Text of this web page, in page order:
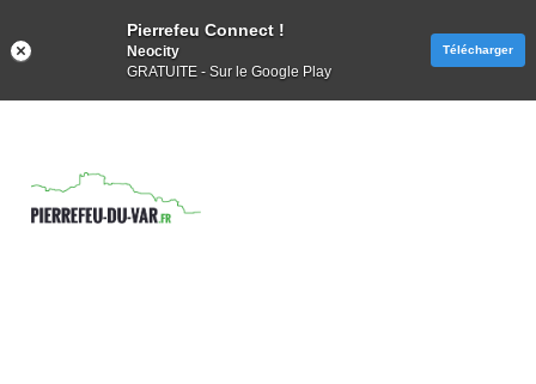
Pierrefeu Connect !
Neocity
GRATUITE - Sur le Google Play
Télécharger